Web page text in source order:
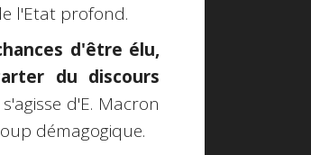
l'Etat profond.
d'être élu,
du discours
d'E. Macron
démagogique.